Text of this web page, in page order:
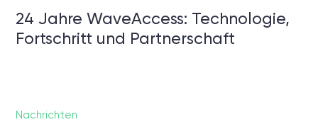
24 Jahre WaveAccess: Technologie,
Fortschritt und Partnerschaft
Nachrichten